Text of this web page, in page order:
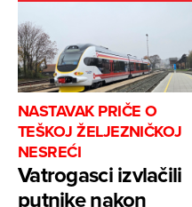
NASTAVAK PRIČE O
TEŠKOJ ŽELJEZNIČKOJ
NESREĆI
Vatrogasci izvlačili
putnike nakon